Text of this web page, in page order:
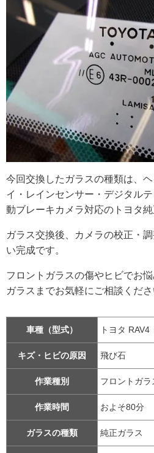
今回交換したガラスの種類は、
イ・レインセンサー・デジタル
動ブレーキカメラ対応のトヨタ純
ガラス交換後、カメラの校正・
い完成です。
フロントガラスの傷やヒビでお
ガラスまでお気軽にご相談くださ
車種（型式） トヨタ RAV4
キズ・ヒビの原因 飛び石
作業種別 フロントガラ
作業時間 およそ80分
ガラスの種類 純正ガラス